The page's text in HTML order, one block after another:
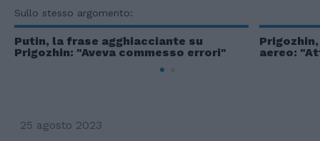
Sullo stesso argomento:
Putin, la frase agghiacciante su
Prigozhin: "Aveva commesso errori"
aereo:
25 agosto 2023